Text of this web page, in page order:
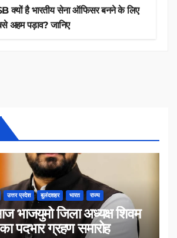
क्यों है भारतीय सेना ऑफिसर बनने के लिए
अहम पड़ाव? जानिए
उत्तर प्रदेश बुलंदशहर भारत राज्य
भाजयुमो जिला अध्यक्ष शिवम
पदभार ग्रहण समारोह